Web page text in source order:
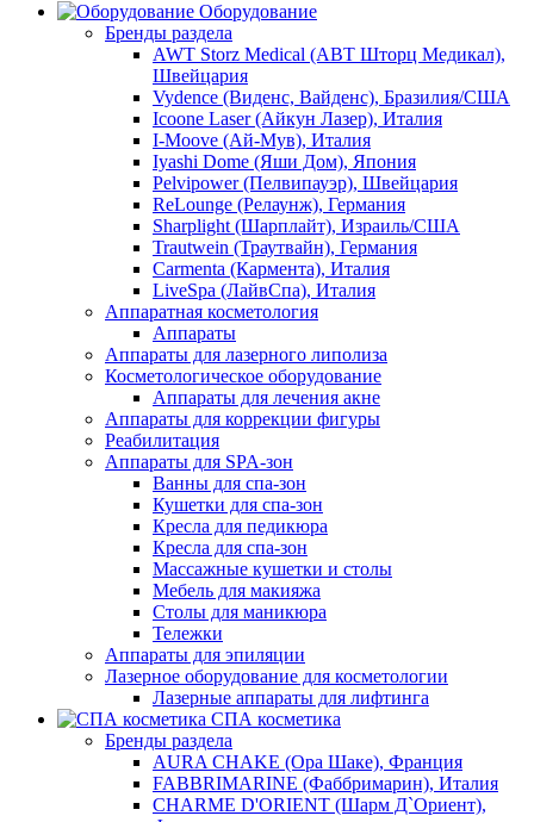
Оборудование
Бренды раздела
AWT Storz Medical (АВТ Шторц Медикал),
Швейцария
Vydence (Виденс, Вайденс), Бразилия/США
Icoone Laser (Айкун Лазер), Италия
I-Moove (Ай-Мув), Италия
Iyashi Dome (Яши Дом), Япония
Pelvipower (Пелвипауэр), Швейцария
ReLounge (Релаунж), Германия
Sharplight (Шарплайт), Израиль/США
Trautwein (Траутвайн), Германия
Carmenta (Кармента), Италия
LiveSpa (ЛайвСпа), Италия
Аппаратная косметология
Аппараты
Аппараты для лазерного липолиза
Косметологическое оборудование
Аппараты для лечения акне
Аппараты для коррекции фигуры
Реабилитация
Аппараты для SPA-зон
Ванны для спа-зон
Кушетки для спа-зон
Кресла для педикюра
Кресла для спа-зон
Массажные кушетки и столы
Мебель для макияжа
Столы для маникюра
Тележки
Аппараты для эпиляции
Лазерное оборудование для косметологии
Лазерные аппараты для лифтинга
СПА косметика
Бренды раздела
AURA CHAKE (Ора Шаке), Франция
FABBRIMARINE (Фаббримарин), Италия
CHARME D'ORIENT (Шарм Д`Ориент),